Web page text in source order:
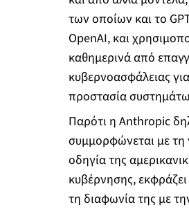
των οποίων και το
OpenAI, και
καθημερινά από
κυβερνοασφάλειας
προστασία
Παρότι η Anthropic
συμμορφώνεται με τη
οδηγία της
κυβέρνησης,
τη διαφωνία της με